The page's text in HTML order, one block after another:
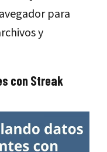
para
y
con Streak